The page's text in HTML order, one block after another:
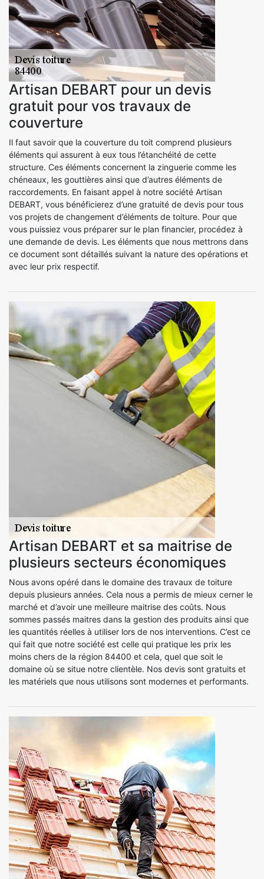
Artisan DEBART pour un devis
gratuit pour vos travaux de
couverture
Il faut savoir que la couverture du toit comprend plusieurs
éléments qui assurent à eux tous l’étanchéité de cette
structure. Ces éléments concernent la zinguerie comme les
chéneaux, les gouttières ainsi que d’autres éléments de
raccordements. En faisant appel à notre société Artisan
DEBART, vous bénéficierez d’une gratuité de devis pour tous
vos projets de changement d’éléments de toiture. Pour que
vous puissiez vous préparer sur le plan financier, procédez à
une demande de devis. Les éléments que nous mettrons dans
ce document sont détaillés suivant la nature des opérations et
avec leur prix respectif.
Artisan DEBART et sa maitrise de
plusieurs secteurs économiques
Nous avons opéré dans le domaine des travaux de toiture
depuis plusieurs années. Cela nous a permis de mieux cerner le
marché et d’avoir une meilleure maitrise des coûts. Nous
sommes passés maitres dans la gestion des produits ainsi que
les quantités réelles à utiliser lors de nos interventions. C’est ce
qui fait que notre société est celle qui pratique les prix les
moins chers de la région 84400 et cela, quel que soit le
domaine où se situe notre clientèle. Nos devis sont gratuits et
les matériels que nous utilisons sont modernes et performants.